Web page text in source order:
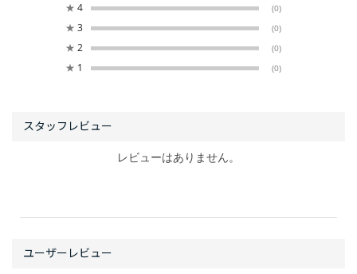
★ 4 (0)
★ 3 (0)
★ 2 (0)
★ 1 (0)
レビューはありません。